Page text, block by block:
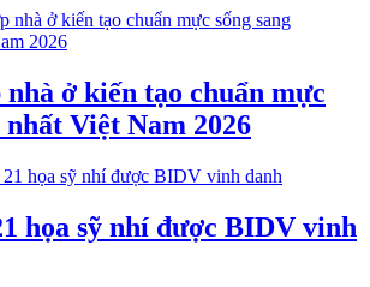
ở kiến tạo chuẩn mực
nhất Việt Nam 2026
họa sỹ nhí được BIDV vinh